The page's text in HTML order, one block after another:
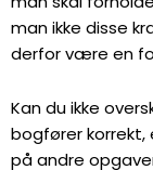
man ikke disse
derfor være en
Kan du ikke
bogfører korrekt,
på andre